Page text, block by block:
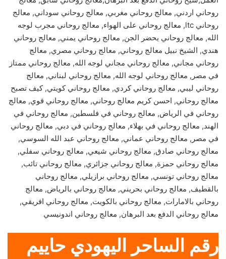
روحاني اردني, معالج روحاني مغربي, معالج روحاني سوداني, معالج
روحاني ltc, معالج روحاني على الهواء, معالج روحاني مجرب لوجه
الله, معالج روحاني يحضر الجن, معالج روحاني يمني, معالج روحاني
هندي, الشيخ نبيل معالج روحاني, معالج روحاني مصري, معالج
روحاني مجاني, معالج روحاني مجاني لوجه الله, معالج روحاني ممتاز
في مصر, معالج روحاني لوجه الله, معالج روحاني لبناني, معالج
روحاني ليبي, معالج روحاني كردي, معالج روحاني كويتي, كيف تصبح
معالج روحاني, احسن كريم معالج روحاني, معالج روحاني قوي, معالج
روحاني في الرياض, معالج روحاني في فلسطين, معالج روحاني في
الهند, معالج روحاني في بهلاء, معالج روحاني في دبي, معالج روحاني
في مصر, معالج روحاني عماني, معالج روحاني عبد الله السوسي,
معالج روحاني صادق, معالج روحاني شيعي, معالج روحاني سفلي,
معالج روحاني حمزة, معالج روحاني جزائري, معالج روحاني تائب,
معالج روحاني تونسي, معالج روحاني برازيلي, معالج روحاني
بالقطيف, معالج روحاني بحريني, معالج روحاني بالرياض, معالج
روحاني بالامارات, معالج روحاني بالكويت, معالج روحاني افريقي,
معالج روحاني الدفع بعد البرهان, معالج روحاني اندونيسي
رقم الساحر اليهودي حاييم